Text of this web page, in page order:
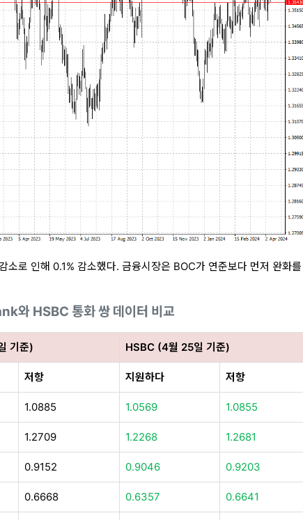
소로 인해 0.1% 감소했다. 금융시장은 BOC가 연준보다 먼저 완화를
와 HSBC 통화 쌍 데이터 비교
기준) HSBC (4월 25일 기준)
저항 지원하다 저항
1.0885 1.0569 1.0855
1.2709 1.2268 1.2681
0.9152 0.9046 0.9203
0.6668 0.6357 0.6641